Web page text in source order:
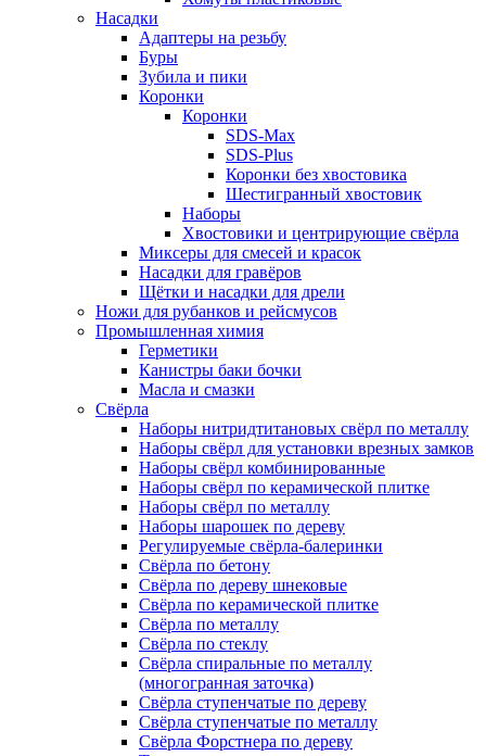
Насадки
Адаптеры на резьбу
Буры
Зубила и пики
Коронки
Коронки
SDS-Max
SDS-Plus
Коронки без хвостовика
Шестигранный хвостовик
Наборы
Хвостовики и центрирующие свёрла
Миксеры для смесей и красок
Насадки для гравёров
Щётки и насадки для дрели
Ножи для рубанков и рейсмусов
Промышленная химия
Герметики
Канистры баки бочки
Масла и смазки
Свёрла
Наборы нитридтитановых свёрл по металлу
Наборы свёрл для установки врезных замков
Наборы свёрл комбинированные
Наборы свёрл по керамической плитке
Наборы свёрл по металлу
Наборы шарошек по дереву
Регулируемые свёрла-балеринки
Свёрла по бетону
Свёрла по дереву шнековые
Свёрла по керамической плитке
Свёрла по металлу
Свёрла по стеклу
Свёрла спиральные по металлу
(многогранная заточка)
Свёрла ступенчатые по дереву
Свёрла ступенчатые по металлу
Свёрла Форстнера по дереву